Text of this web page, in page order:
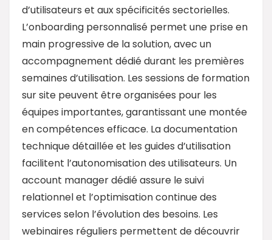
d’utilisateurs et aux spécificités sectorielles.
L’onboarding personnalisé permet une prise en
main progressive de la solution, avec un
accompagnement dédié durant les premières
semaines d’utilisation. Les sessions de formation
sur site peuvent être organisées pour les
équipes importantes, garantissant une montée
en compétences efficace. La documentation
technique détaillée et les guides d’utilisation
facilitent l’autonomisation des utilisateurs. Un
account manager dédié assure le suivi
relationnel et l’optimisation continue des
services selon l’évolution des besoins. Les
webinaires réguliers permettent de découvrir